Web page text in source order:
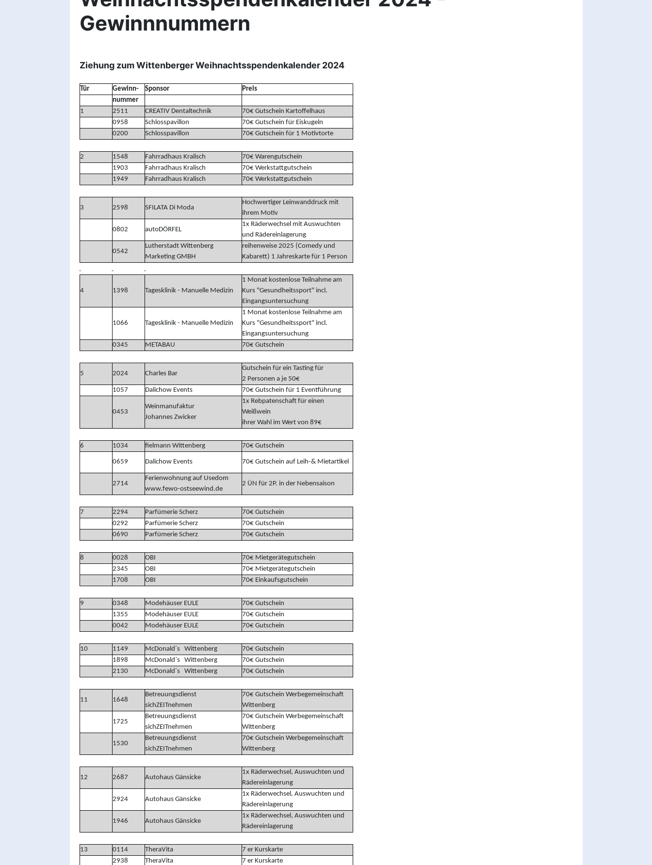
Gewinnnummern
Ziehung zum Wittenberger Weihnachtsspendenkalender 2024
Tür Gewinn- Sponsor
Preis
nummer
1
2511 CREATIV Dentaltechnik
70€ Gutschein Kartoffelhaus
0958
Schlosspavillon
70€ Gutschein für Eiskugeln
0200
Schlosspavillon 70€ Gutschein für 1 Motivtorte
2 1548 Fahrradhaus Kralisch
70€ Warengutschein
1903
Fahrradhaus Kralisch
70€ Werkstattgutschein
1949
Fahrradhaus Kralisch 70€ Werkstattgutschein
3 2598 SFILATA Di Moda
Hochwertiger Leinwanddruck mit
ihrem Motiv
0802 autoDÖRFEL
1x Räderwechsel mit Auswuchten
und Rädereinlagerung
0542
Lutherstadt Wittenberg
Marketing GMBH
reihenweise 2025 (Comedy und
Kabarett) 1 Jahreskarte für 1 Person
4 1398 Tagesklinik - Manuelle Medizin
1 Monat kostenlose Teilnahme am
Kurs "Gesundheitssport" incl.
Eingangsuntersuchung
1066 Tagesklinik - Manuelle Medizin
1 Monat kostenlose Teilnahme am
Kurs "Gesundheitssport" incl.
Eingangsuntersuchung
0345
METABAU 70€ Gutschein
5 2024 Charles Bar
Gutschein für ein Tasting für
2 Personen a je 50€
1057
Dalichow Events 70€ Gutschein für 1 Eventführung
0453
Weinmanufaktur
Johannes Zwicker
1x Rebpatenschaft für einen
Weißwein
ihrer Wahl im Wert von 89€
6 1034 fielmann Wittenberg 70€ Gutschein
0659 Dalichow Events 70€ Gutschein auf Leih-& Mietartikel
2714
Ferienwohnung auf Usedom
www.fewo-ostseewind.de
2 ÜN für 2P. in der Nebensaison
7 2294 Parfümerie Scherz
70€ Gutschein
0292
Parfümerie Scherz
70€ Gutschein
0690
Parfümerie Scherz 70€ Gutschein
8 0028 OBI
70€ Mietgerätegutschein
2345
OBI
70€ Mietgerätegutschein
1708
OBI 70€ Einkaufsgutschein
9 0348 Modehäuser EULE
70€ Gutschein
1355
Modehäuser EULE
70€ Gutschein
0042
Modehäuser EULE 70€ Gutschein
10 1149 McDonald´s Wittenberg
70€ Gutschein
1898
McDonald`s Wittenberg
70€ Gutschein
2130
McDonald´s Wittenberg 70€ Gutschein
11 1648
Betreuungsdienst
sichZEITnehmen
70€ Gutschein Werbegemeinschaft
Wittenberg
1725
Betreuungsdienst
sichZEITnehmen
70€ Gutschein Werbegemeinschaft
Wittenberg
1530
Betreuungsdienst
sichZEITnehmen
70€ Gutschein Werbegemeinschaft
Wittenberg
12 2687 Autohaus Gänsicke
1x Räderwechsel, Auswuchten und
Rädereinlagerung
2924 Autohaus Gänsicke
1x Räderwechsel, Auswuchten und
Rädereinlagerung
1946 Autohaus Gänsicke
1x Räderwechsel, Auswuchten und
Rädereinlagerung
13 0114 TheraVita
7 er Kurskarte
2938
TheraVita
7 er Kurskarte